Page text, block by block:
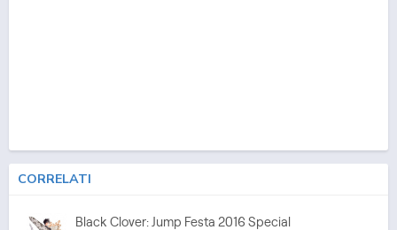
CORRELATI
Black Clover: Jump Festa 2016 Special